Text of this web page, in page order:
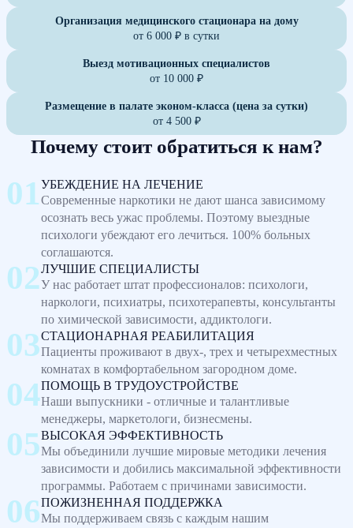
Организация медицинского стационара на дому
от 6 000 ₽ в сутки
Выезд мотивационных специалистов
от 10 000 ₽
Размещение в палате эконом-класса (цена за сутки)
от 4 500 ₽
Почему стоит обратиться к нам?
УБЕЖДЕНИЕ НА ЛЕЧЕНИЕ
Современные наркотики не дают шанса зависимому
осознать весь ужас проблемы. Поэтому выездные
психологи убеждают его лечиться. 100% больных
соглашаются.
ЛУЧШИЕ СПЕЦИАЛИСТЫ
У нас работает штат профессионалов: психологи,
наркологи, психиатры, психотерапевты, консультанты
по химической зависимости, аддиктологи.
СТАЦИОНАРНАЯ РЕАБИЛИТАЦИЯ
Пациенты проживают в двух-, трех и четырехместных
комнатах в комфортабельном загородном доме.
ПОМОЩЬ В ТРУДОУСТРОЙСТВЕ
Наши выпускники - отличные и талантливые
менеджеры, маркетологи, бизнесмены.
ВЫСОКАЯ ЭФФЕКТИВНОСТЬ
Мы объединили лучшие мировые методики лечения
зависимости и добились максимальной эффективности
программы. Работаем с причинами зависимости.
ПОЖИЗНЕННАЯ ПОДДЕРЖКА
Мы поддерживаем связь с каждым нашим